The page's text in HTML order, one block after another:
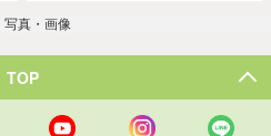
写真・画像
TOP